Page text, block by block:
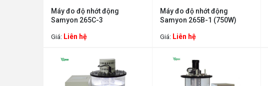
Máy đo độ nhớt động
Samyon 265C-3
Giá: Liên hệ
Máy đo độ nhớt động
Samyon 265B-1 (750W)
Giá: Liên hệ